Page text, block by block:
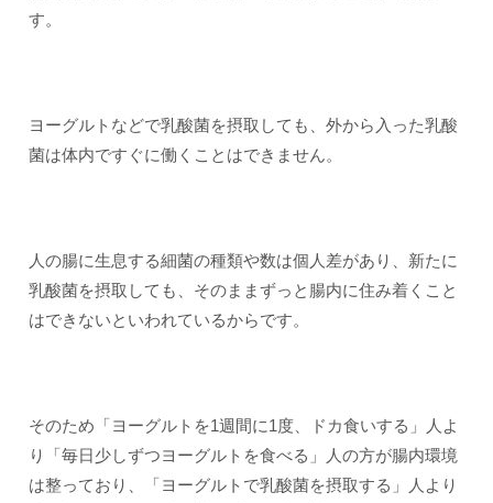
す。
ヨーグルトなどで乳酸菌を摂取しても、外から入った乳酸
菌は体内ですぐに働くことはできません。
人の腸に生息する細菌の種類や数は個人差があり、新たに
乳酸菌を摂取しても、そのままずっと腸内に住み着くこと
はできないといわれているからです。
そのため「ヨーグルトを1週間に1度、ドカ食いする」人よ
り「毎日少しずつヨーグルトを食べる」人の方が腸内環境
は整っており、「ヨーグルトで乳酸菌を摂取する」人より